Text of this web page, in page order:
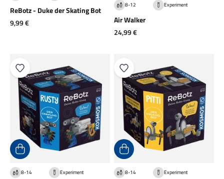
ReBotz - Duke der Skating Bot
Angebot
9,99 €
8-12 Experiment
Air Walker
Angebot
24,99 €
8-14 Experiment 8-14 Experiment